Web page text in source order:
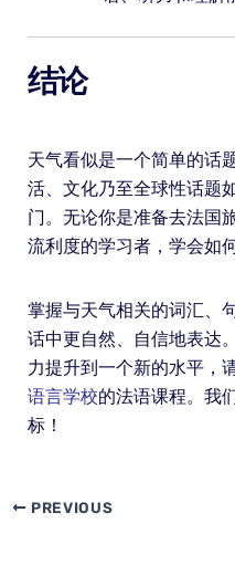
结论
天气看似是一个简单的话
活、文化乃至全球性话题
门。无论你是准备去法国
流利度的学习者，学会如
掌握与天气相关的词汇、
话中更自然、自信地表达
力提升到一个新的水平，
语言学校的法语课程。我
标！
PREVIOUS